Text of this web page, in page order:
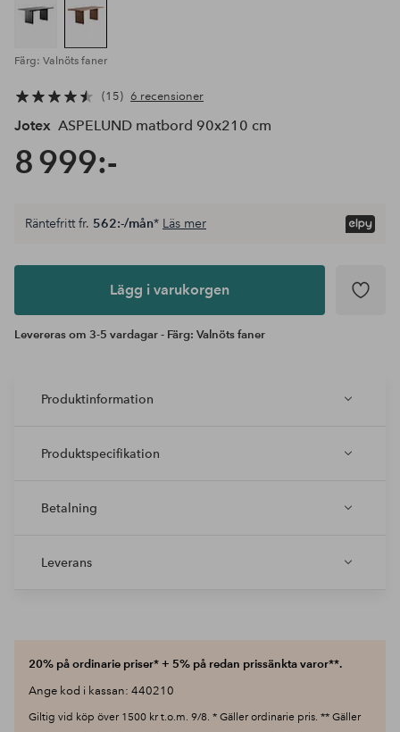
Färg: Valnöts faner
15 6 recensioner
Jotex ASPELUND matbord 90x210 cm
8 999:-
Lägg i
Räntefritt fr. 562:-/mån* Läs mer
Lägg i varukorgen
Levereras om 3-5 vardagar - Färg: Valnöts faner
Produktinformation
Produktspecifikation
Betalning
Leverans
20% på ordinarie priser* + 5% på redan prissänkta varor**.
Ange kod i kassan: 440210
Giltig vid köp över 1500 kr t.o.m. 9/8. * Gäller ordinarie pris. ** Gäller